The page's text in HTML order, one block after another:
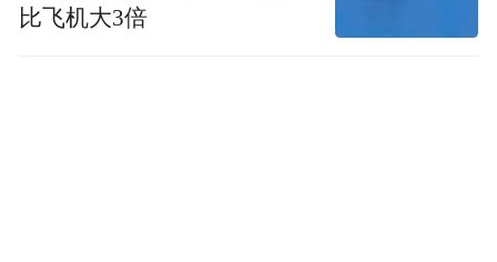
比飞机大3倍